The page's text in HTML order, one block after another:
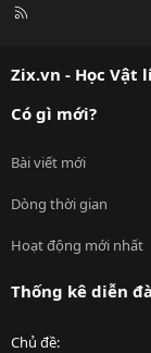
R
Zix.vn - Học Vật
Có gì mới?
Bài viết mới
Dòng thời gian
Hoạt động mới nhất
Thống kê diễn
Chủ đề